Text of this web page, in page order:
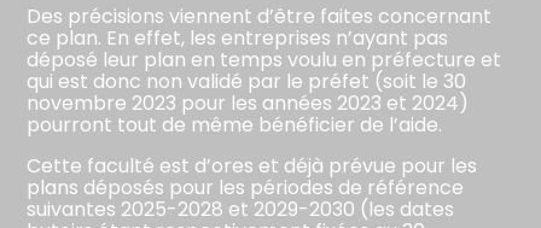
Des précisions viennent d’être faites concernant
ce plan. En effet, les entreprises n’ayant pas
déposé leur plan en temps voulu en préfecture et
qui est donc non validé par le préfet (soit le 30
novembre 2023 pour les années 2023 et 2024)
pourront tout de même bénéficier de l’aide.
Cette faculté est d’ores et déjà prévue pour les
plans déposés pour les périodes de référence
suivantes 2025-2028 et 2029-2030 (les dates